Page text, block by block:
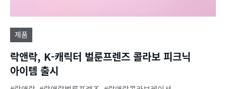
제품
락앤락, K-캐릭터 벌룬프렌즈 콜라보 피크닉
아이템 출시